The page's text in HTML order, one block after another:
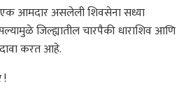
आमदार असलेली शिवसेना सध्या
जिल्ह्यातील चारपैकी धाराशिव आणि
करत आहे.
!